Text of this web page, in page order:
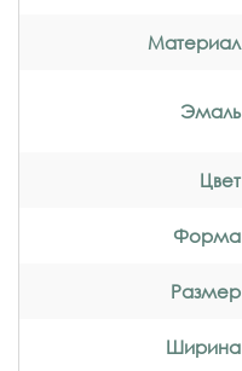
Материал
Эмаль
Цвет
Форма
Размер
Ширина